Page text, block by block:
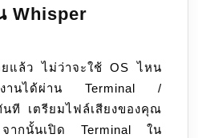
Whisper
ยแล้ว ไม่ว่าจะใช้ OS ไหน
งานได้ผ่าน Terminal /
ที เตรียมไฟล์เสียงของคุณ
กนั้นเปิด Terminal ใน